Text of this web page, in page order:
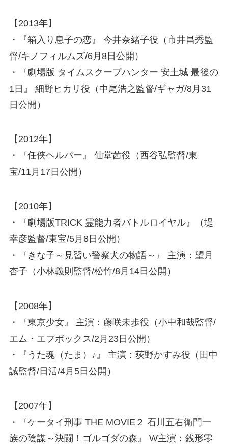
【2013年】
・『箱入り息子の恋』 今井奈緒子役（市井昌秀監
督/キノフィルムズ/6月8日公開）
・『劇場版 タイムスクープハンター 安土城 最後の
1日』 細野ヒカリ役（中尾浩之監督/ギャガ/8月31
日公開）
【2012年】
・『任侠ヘルパー』 仙堂茜役（西谷弘監督/東
宝/11月17日公開）
【2010年】
・『劇場版TRICK 霊能力者バトルロイヤル』（堤
幸彦監督/東宝/5月8日公開）
・『きな子～見習い警察犬の物語～』 主演：望月
杏子（小林義則監督/松竹/8月14日公開）
【2008年】
・『東京少女』 主演：藤咲未歩役（小中和哉監督/
エム・エフボックス/2月23日公開）
・『うた魂（たま）♪』 主演：荻野かすみ役（田中
誠監督/日活/4月5日公開）
【2007年】
・『ケータイ刑事 THE MOVIE２ 石川五右衛門一
族の陰謀～決闘！ゴルゴダの森』 W主演：銭形零